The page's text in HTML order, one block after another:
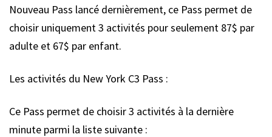
Nouveau Pass lancé dernièrement, ce Pass permet de
choisir uniquement 3 activités pour seulement 87$ par
adulte et 67$ par enfant.
Les activités du New York C3 Pass :
Ce Pass permet de choisir 3 activités à la dernière
minute parmi la liste suivante :